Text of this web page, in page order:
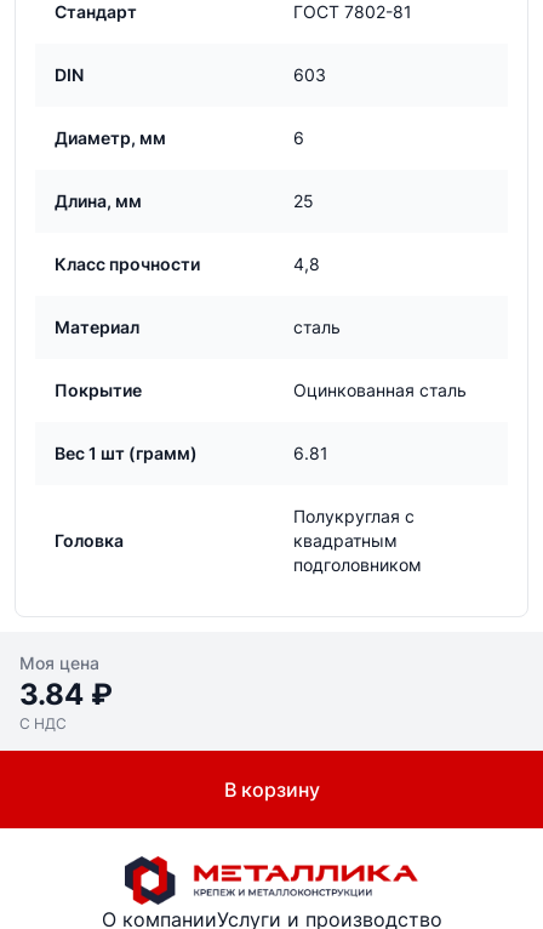
Стандарт ГОСТ 7802-81
DIN 603
Диаметр, мм 6
Длина, мм 25
Класс прочности 4,8
Материал сталь
Покрытие Оцинкованная сталь
Вес 1 шт (грамм) 6.81
Головка
Полукруглая с
квадратным
подголовником
Моя цена
3.84 ₽
С НДС
В корзину
О компанииУслуги и производство